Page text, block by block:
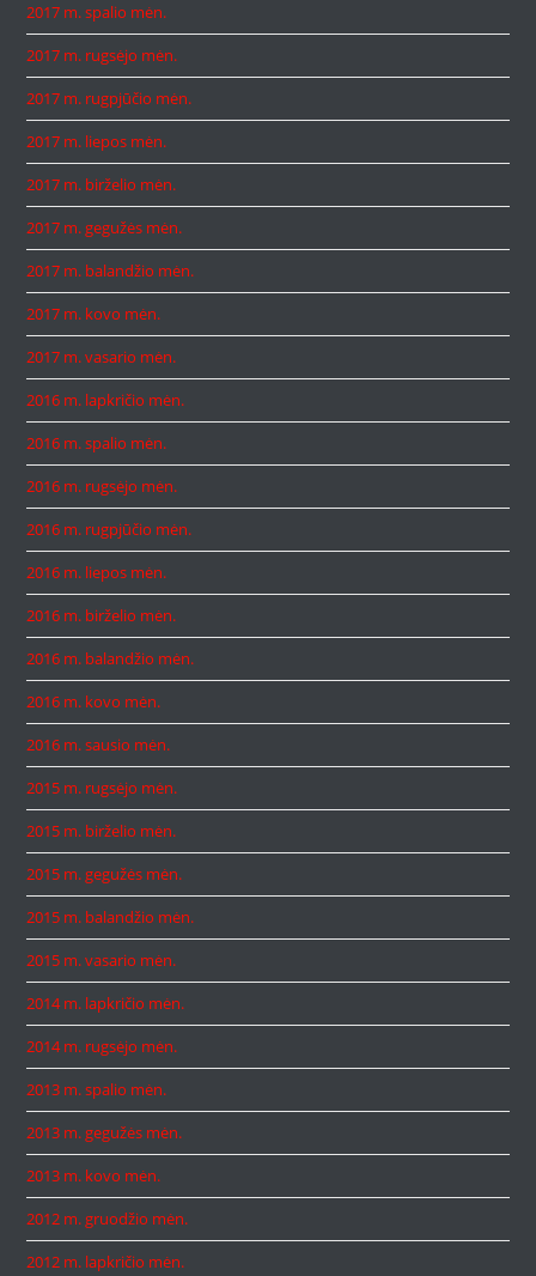
2017 m. spalio mėn.
2017 m. rugsėjo mėn.
2017 m. rugpjūčio mėn.
2017 m. liepos mėn.
2017 m. birželio mėn.
2017 m. gegužės mėn.
2017 m. balandžio mėn.
2017 m. kovo mėn.
2017 m. vasario mėn.
2016 m. lapkričio mėn.
2016 m. spalio mėn.
2016 m. rugsėjo mėn.
2016 m. rugpjūčio mėn.
2016 m. liepos mėn.
2016 m. birželio mėn.
2016 m. balandžio mėn.
2016 m. kovo mėn.
2016 m. sausio mėn.
2015 m. rugsėjo mėn.
2015 m. birželio mėn.
2015 m. gegužės mėn.
2015 m. balandžio mėn.
2015 m. vasario mėn.
2014 m. lapkričio mėn.
2014 m. rugsėjo mėn.
2013 m. spalio mėn.
2013 m. gegužės mėn.
2013 m. kovo mėn.
2012 m. gruodžio mėn.
2012 m. lapkričio mėn.